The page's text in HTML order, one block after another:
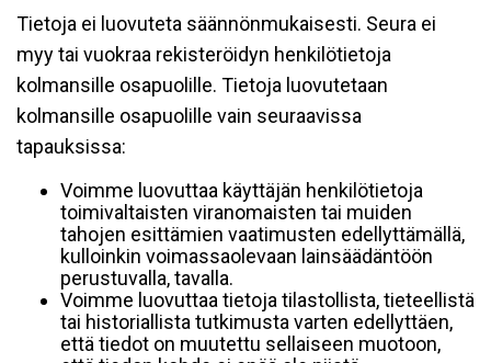
Tietoja ei luovuteta säännönmukaisesti. Seura ei
myy tai vuokraa rekisteröidyn henkilötietoja
kolmansille osapuolille. Tietoja luovutetaan
kolmansille osapuolille vain seuraavissa
tapauksissa:
Voimme luovuttaa käyttäjän henkilötietoja
toimivaltaisten viranomaisten tai muiden
tahojen esittämien vaatimusten edellyttämällä,
kulloinkin voimassaolevaan lainsäädäntöön
perustuvalla, tavalla.
Voimme luovuttaa tietoja tilastollista, tieteellistä
tai historiallista tutkimusta varten edellyttäen,
että tiedot on muutettu sellaiseen muotoon,